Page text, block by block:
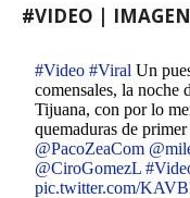
#VIDEO |
#Video #Viral Un
comensales, la noche
Tijuana, con por lo
quemaduras de
@PacoZeaCom
@CiroGomezL
pic.twitter.com/